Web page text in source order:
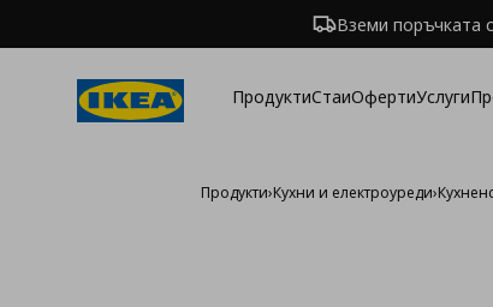
Вземи поръчката
ПродуктиСтаиОфертиУслуги
Продукти›Кухни и електроуреди›